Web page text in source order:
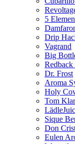
5
Drip
Vagrand
Big
Redback
Dr. Frost
Aroma
Holy
Tom
Sique
Don
Eulen